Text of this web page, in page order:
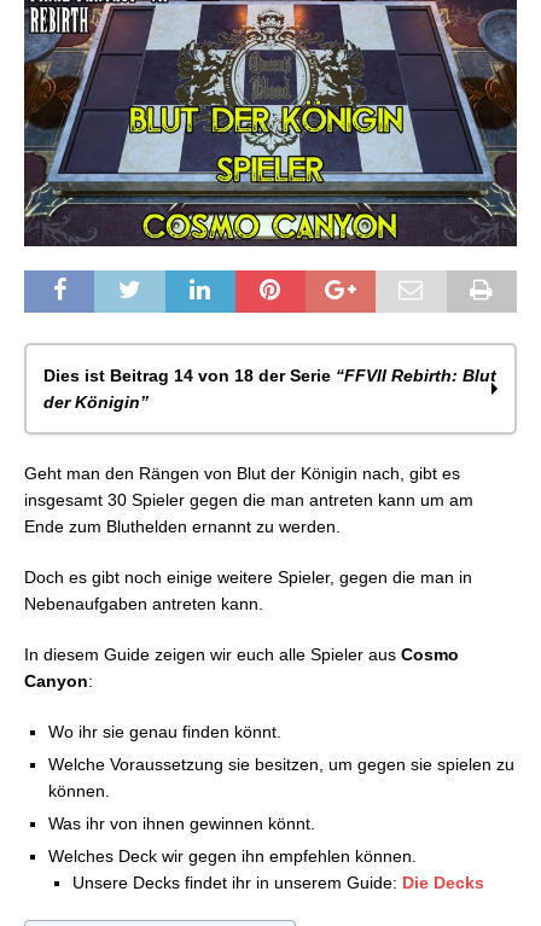
Dies ist Beitrag 14 von 18 der Serie “FFVII Rebirth: Blut
der Königin”
FFVII Rebirth: Blut der Königin – Das Spiel
FFVII Rebirth: Blut der Königin – Taktik
FFVII Rebirth: Blut der Königin – Rang 1-Karten
FFVII Rebirth: Blut der Königin – Austausch-Karten
FFVII Rebirth: Blut der Königin – Rang 3-Karten
FFVII Rebirth: Blut der Königin – Die Decks
FFVII Rebirth: Blut der Königin – Die Spieler:
FFVII Rebirth: Blut der Königin – Die Spieler:
Junon-Region
FFVII Rebirth: Blut der Königin – Die Spieler: Corel-
Region
FFVII Rebirth: Blut der Königin – Die Spieler:
Geht man den Rängen von Blut der Königin nach, gibt es
insgesamt 30 Spieler gegen die man antreten kann um am
Ende zum Bluthelden ernannt zu werden.
Doch es gibt noch einige weitere Spieler, gegen die man in
Nebenaufgaben antreten kann.
In diesem Guide zeigen wir euch alle Spieler aus Cosmo
Canyon:
Wo ihr sie genau finden könnt.
Welche Voraussetzung sie besitzen, um gegen sie spielen zu
können.
Was ihr von ihnen gewinnen könnt.
Welches Deck wir gegen ihn empfehlen können.
Unsere Decks findet ihr in unserem Guide: Die Decks